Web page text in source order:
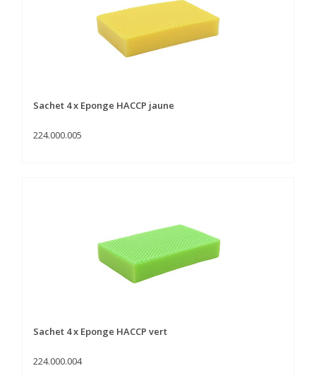
Sachet 4 x Eponge HACCP jaune
224.000.005
Sachet 4 x Eponge HACCP vert
224.000.004